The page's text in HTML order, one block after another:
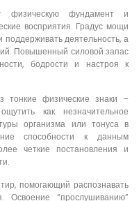
физическую фундамент и
восприятия. Градус мощи
поддерживать деятельность, а
Повышенный силовой запас
бодрости и настроя к
тонкие физические знаки –
как незначительное
организма или тонуса в
способности к данным
четкие постановления и
помогающий распознавать
Освоение “прослушиванию”